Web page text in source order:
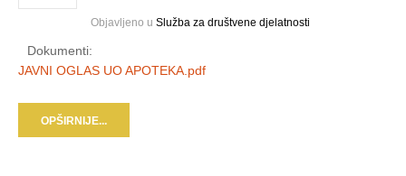
Objavljeno u Služba za društvene djelatnosti
Dokumenti:
JAVNI OGLAS UO APOTEKA.pdf
OPŠIRNIJE...